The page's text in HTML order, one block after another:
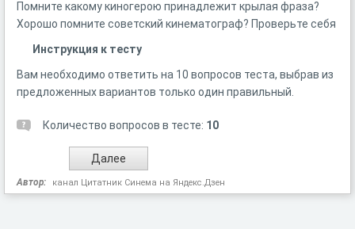
Помните какому киногерою принадлежит крылая фраза?
Хорошо помните советский кинематограф? Проверьте себя
Инструкция к тесту
Вам необходимо ответить на 10 вопросов теста, выбрав из
предложенных вариантов только один правильный.
Количество вопросов в тесте: 10
Автор: канал Цитатник Синема на Яндекс.Дзен